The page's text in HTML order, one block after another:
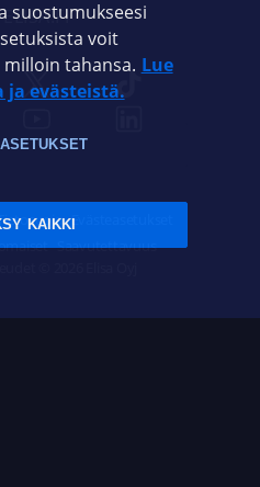
ELISA.FI
Evästeasetukset
Saavutettavuus
suostumukseesi
voit
tahansa. Lue
ja evästeistä.
KAIKKI